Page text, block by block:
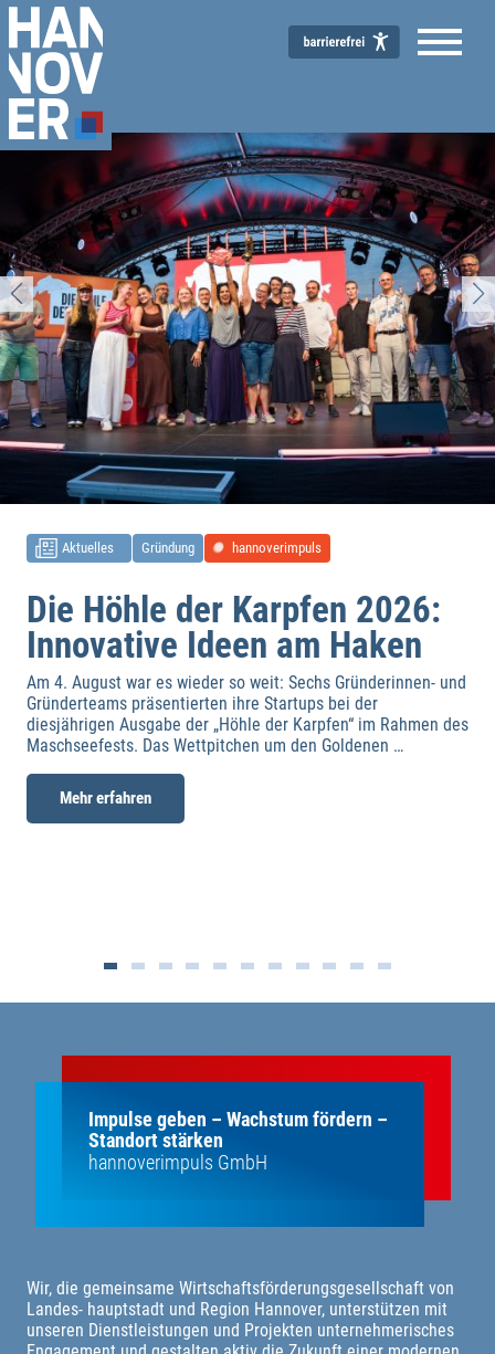
Aktuelles Gründung hannoverimpuls
Die Höhle der Karpfen 2026:
Innovative Ideen am Haken
Am 4. August war es wieder so weit: Sechs Gründerinnen- und
Gründerteams präsentierten ihre Startups bei der
diesjährigen Ausgabe der „Höhle der Karpfen“ im Rahmen des
Maschseefests. Das Wettpitchen um den Goldenen …
Mehr erfahren
Impulse geben – Wachstum fördern –
Standort stärken
hannoverimpuls GmbH
Wir, die gemeinsame Wirtschaftsförderungsgesellschaft von
Landes- hauptstadt und Region Hannover, unterstützen mit
unseren Dienstleistungen und Projekten unternehmerisches